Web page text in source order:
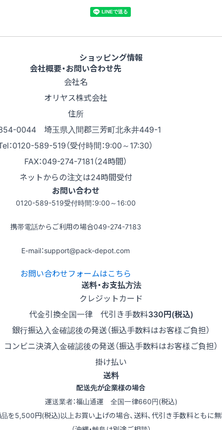
ショッピング情報
会社概要・お問い合わせ先
会社名
オリヤス株式会社
住所
0044 埼玉県入間郡三芳町北永井449-1
：0120-589-519（受付時間：9:00～17:30）
FAX：049-274-7181（24時間）
ネットからの注文は24時間受付
お問い合わせ
0120-589-519受付時間：9:00～16:00
携帯電話からご利用の場合049-274-7183
E-mail：support@pack-depot.com
お問い合わせフォームはこちら
送料・お支払方法
クレジットカード
代金引換全国一律 代引き手数料330円(税込)
銀行振込入金確認後の発送（振込手数料はお客様ご負担）
コンビニ決済入金確認後の発送（振込手数料はお客様ご負担）
掛け払い
送料
配送先が企業様の場合
運送業者：福山通運 全国一律660円(税込)
品を5,500円(税込)以上お買い上げの場合、送料、代引き手数料ともに無